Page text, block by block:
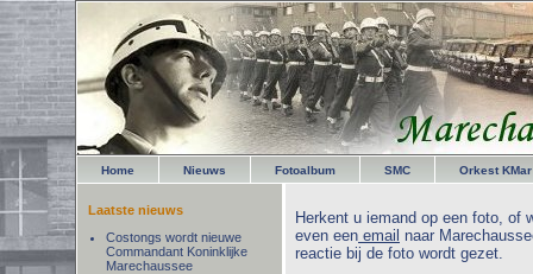
Home Nieuws Fotoalbum SMC Orkest KMar
Herkent u iemand op een foto, of
even een email naar
reactie bij de foto wordt gezet.
Laatste nieuws
Costongs wordt nieuwe
Commandant Koninklijke
Marechaussee